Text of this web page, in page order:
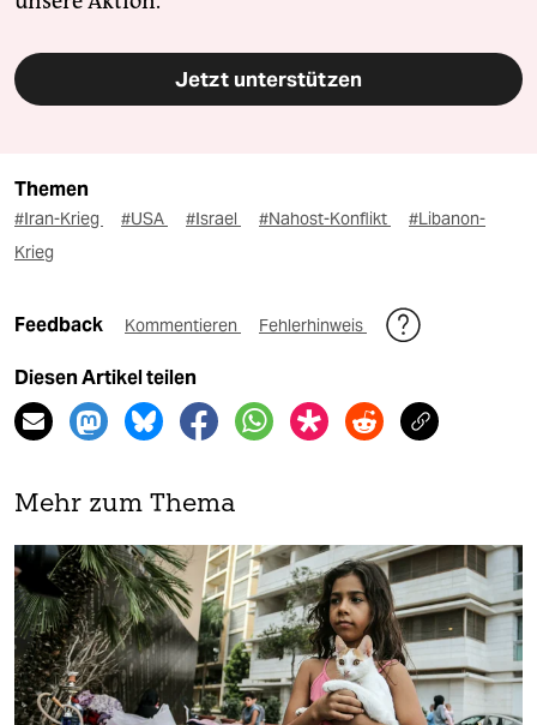
Jetzt unterstützen
Themen
#Iran-Krieg #USA #Israel #Nahost-Konflikt
#Libanon-
Krieg
Feedback Kommentieren Fehlerhinweis
Diesen Artikel teilen
Mehr zum Thema